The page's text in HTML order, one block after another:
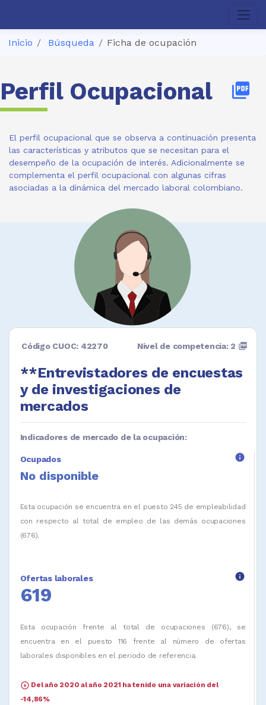
Inicio Búsqueda Ficha de ocupación
Perfil Ocupacional picture_as_pdf
El perfil ocupacional que se observa a continuación presenta
las características y atributos que se necesitan para el
desempeño de la ocupación de interés. Adicionalmente se
complementa el perfil ocupacional con algunas cifras
asociadas a la dinámica del mercado laboral colombiano.
Código CUOC: 42270
**Entrevistadores de encuestas
y de investigaciones de
mercados
Nivel de competencia: 2 picture_as_pdf
Indicadores de mercado de la ocupación:
Ocupados info
No disponible
Esta ocupación se encuentra en el puesto 245 de empleabilidad
con respecto al total de empleo de las demás ocupaciones
(676).
Ofertas laborales info
619
Esta ocupación frente al total de ocupaciones (676), se
encuentra en el puesto 116 frente al número de ofertas
laborales disponibles en el periodo de referencia.
arrow_circle_down Del año 2020 al año 2021 ha tenido una variación del
-14,86%